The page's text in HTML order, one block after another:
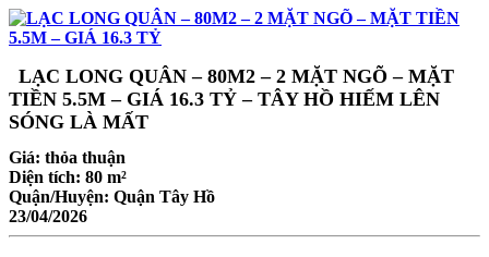
LẠC LONG QUÂN – 80M2 – 2 MẶT NGÕ – MẶT
TIỀN 5.5M – GIÁ 16.3 TỶ – TÂY HỒ HIẾM LÊN
SÓNG LÀ MẤT
Giá: thỏa thuận
Diện tích: 80 m²
Quận/Huyện: Quận Tây Hồ
23/04/2026